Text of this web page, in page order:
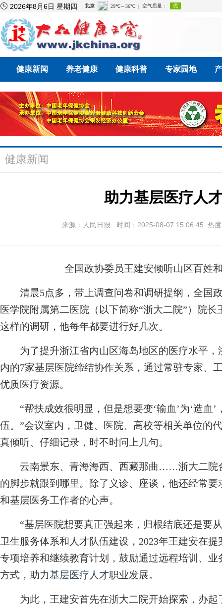
 2026年8月6日 星期四
健康新闻 养老健康 健康科普 专家园地
健康新闻
助力基层医疗人
来源：人民日报 时间：2025-08-07 15:06:45 热
全国政协委员王建安倾听山区百
清晨5点多，带上调查问卷和调研提纲，全国
医学院附属第二医院（以下简称“浙大二院”）院
这样的调研，他每年都要进行好几次。
为了提升浙江省内山区海岛地区的医疗水平，
内的7家基层医院缔结协作关系，通过常驻专家、
优质医疗资源。
“帮扶成效很明显，但是想要变‘输血’为‘造血’
伍。”会议室内，卫健、医院、高校等相关单位的
真倾听、仔细记录，时不时问上几句。
云南景东、青海海西、西藏那曲……浙大二院
的脚步就跟到哪里。除了义诊、座谈，他还经常
和基层医务工作者的心声。
“基层医院想要真正强起来，归根结底还是要从
卫生服务体系和人才队伍建设，2023年王建安在提
专项培养和继续教育计划，鼓励通过远程培训、
方式，助力基层医疗人才职业发展。
为此，王建安首先在浙大二院开始探索，办起